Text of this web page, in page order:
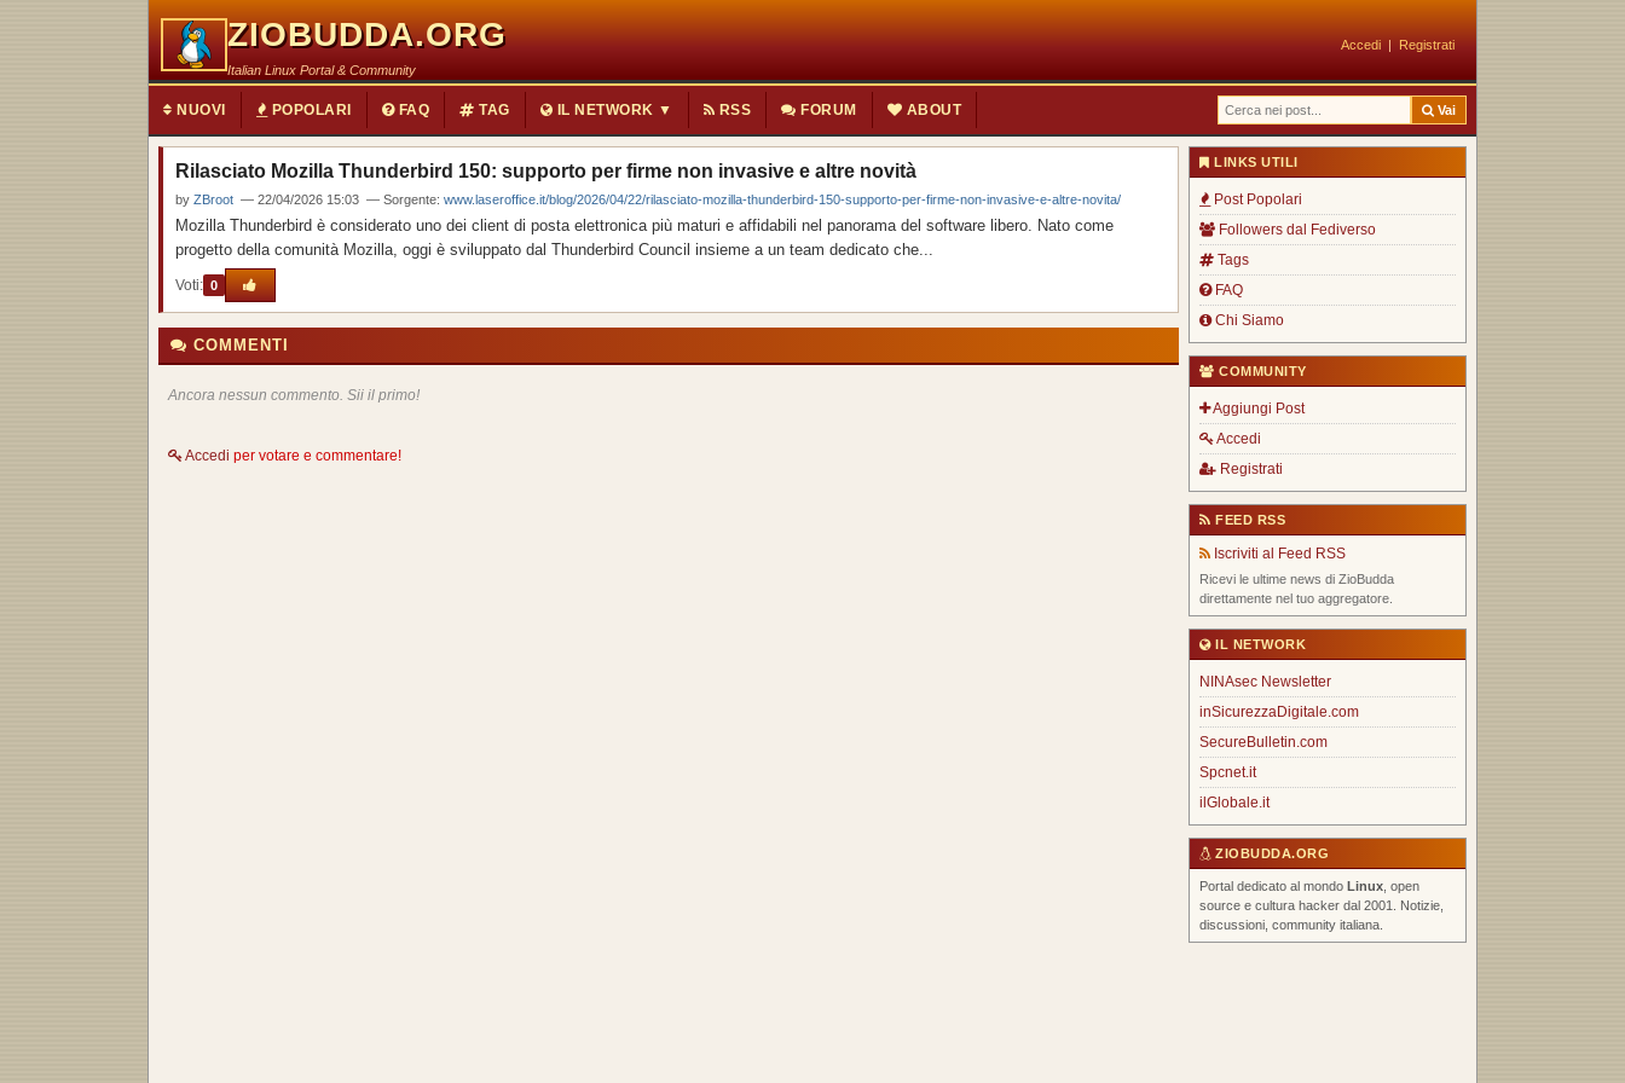
ZIOBUDDA.ORG
Italian Linux Portal & Community
Accedi | Registrati
NUOVI POPOLARI FAQ TAG IL NETWORK ▼ RSS FORUM ABOUT Vai
Rilasciato Mozilla Thunderbird 150: supporto per firme non invasive e altre novità
by ZBroot — 22/04/2026 15:03 — Sorgente: www.laseroffice.it/blog/2026/04/22/rilasciato-mozilla-thunderbird-150-supporto-per-firme-non-invasive-e-altre-novita/
Mozilla Thunderbird è considerato uno dei client di posta elettronica più maturi e affidabili nel panorama del software libero. Nato come
progetto della comunità Mozilla, oggi è sviluppato dal Thunderbird Council insieme a un team dedicato che...
Voti: 0
COMMENTI
Ancora nessun commento. Sii il primo!
Accedi per votare e commentare!
LINKS UTILI
Post Popolari
Followers dal Fediverso
Tags
FAQ
Chi Siamo
COMMUNITY
Aggiungi Post
Accedi
Registrati
FEED RSS
Iscriviti al Feed RSS
Ricevi le ultime news di ZioBudda
direttamente nel tuo aggregatore.
IL NETWORK
NINAsec Newsletter
inSicurezzaDigitale.com
SecureBulletin.com
Spcnet.it
ilGlobale.it
ZIOBUDDA.ORG
Portal dedicato al mondo Linux , open
source e cultura hacker dal 2001. Notizie,
discussioni, community italiana.